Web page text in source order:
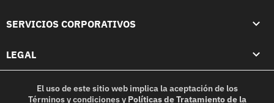
SERVICIOS CORPORATIVOS
LEGAL
El uso de este sitio web implica la aceptación de los
Términos y condicionesy Políticas de Tratamiento de la